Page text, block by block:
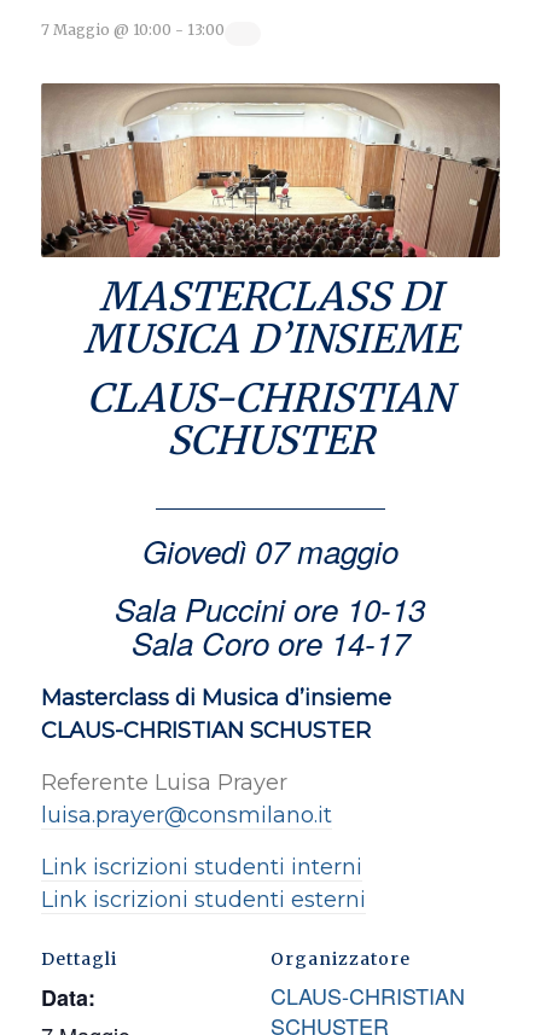
7 Maggio @ 10:00 - 13:00
MASTERCLASS DI
MUSICA D’INSIEME
CLAUS-CHRISTIAN
SCHUSTER
Giovedì 07 maggio
Sala Puccini ore 10-13
Sala Coro ore 14-17
Masterclass di Musica d’insieme
CLAUS-CHRISTIAN SCHUSTER
Referente Luisa Prayer
luisa.prayer@consmilano.it
Link iscrizioni studenti interni
Link iscrizioni studenti esterni
Dettagli
Data:
Organizzatore
CLAUS-CHRISTIAN
SCHUSTER